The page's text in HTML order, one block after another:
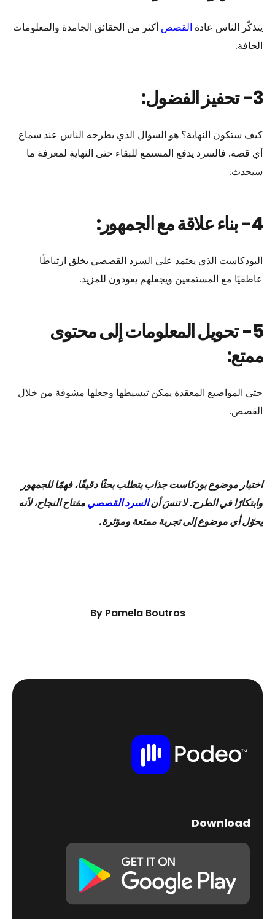
يتذكّر الناس عادة القصص أكثر من الحقائق الجامدة والمعلومات
الجافة.
3- تحفيز الفضول:
كيف ستكون النهاية؟ هو السؤال الذي يطرحه الناس عند سماع
أي قصة. فالسرد يدفع المستمع للبقاء حتى النهاية لمعرفة ما
سيحدث.
4- بناء علاقة مع الجمهور:
البودكاست الذي يعتمد على السرد القصصي يخلق ارتباطًا
عاطفيًا مع المستمعين ويجعلهم يعودون للمزيد.
5-
تحويل المعلومات إلى محتوى
ممتع:
حتى المواضيع المعقدة يمكن تبسيطها وجعلها مشوقة من خلال
القصص.
اختيار موضوع بودكاست جذاب يتطلب بحثًا دقيقًا، فهمًا للجمهور
وابتكارًا في الطرح. لا تنسَ أنالسرد القصصيمفتاح النجاح، لأنه
يحوّل أي موضوع إلى تجربة ممتعة ومؤثرة.
By Pamela Boutros
Download